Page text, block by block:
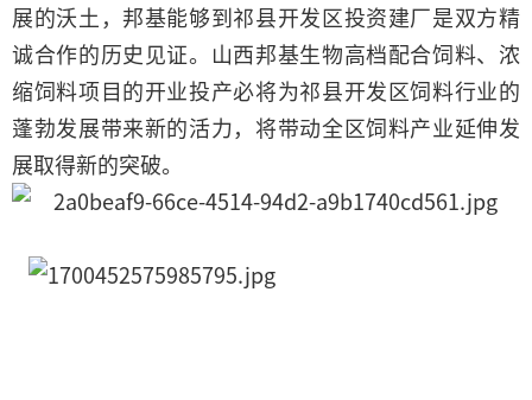
展的沃土，邦基能够到祁县开发区投资建厂是双方精
诚合作的历史见证。山西邦基生物高档配合饲料、浓
缩饲料项目的开业投产必将为祁县开发区饲料行业的
蓬勃发展带来新的活力，将带动全区饲料产业延伸发
展取得新的突破。